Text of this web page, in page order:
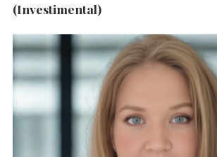
(Investimental)